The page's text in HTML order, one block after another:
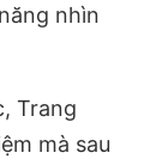
nhìn
Trang
mà sau